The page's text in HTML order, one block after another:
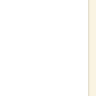
さい。合言葉は”おひさ
診療アシスタント1名、
まっております。勉強
はreliable/trust-信頼-で
ニケーションをとって
ン薬剤師も募集してお